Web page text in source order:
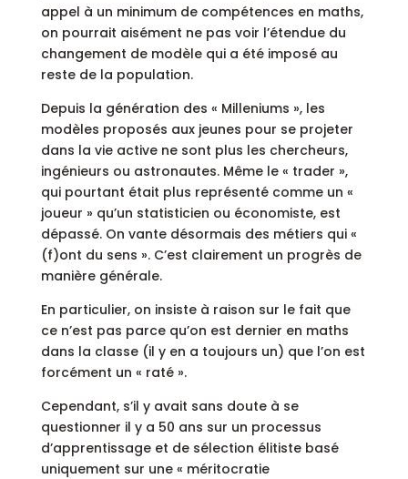
appel à un minimum de compétences en maths,
on pourrait aisément ne pas voir l’étendue du
changement de modèle qui a été imposé au
reste de la population.
Depuis la génération des « Milleniums », les
modèles proposés aux jeunes pour se projeter
dans la vie active ne sont plus les chercheurs,
ingénieurs ou astronautes. Même le « trader »,
qui pourtant était plus représenté comme un «
joueur » qu’un statisticien ou économiste, est
dépassé. On vante désormais des métiers qui «
(f)ont du sens ». C’est clairement un progrès de
manière générale.
En particulier, on insiste à raison sur le fait que
ce n’est pas parce qu’on est dernier en maths
dans la classe (il y en a toujours un) que l’on est
forcément un « raté ».
Cependant, s’il y avait sans doute à se
questionner il y a 50 ans sur un processus
d’apprentissage et de sélection élitiste basé
uniquement sur une « méritocratie